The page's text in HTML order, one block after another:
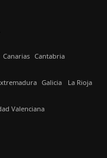
Canarias Cantabria
Galicia La Rioja
Valenciana